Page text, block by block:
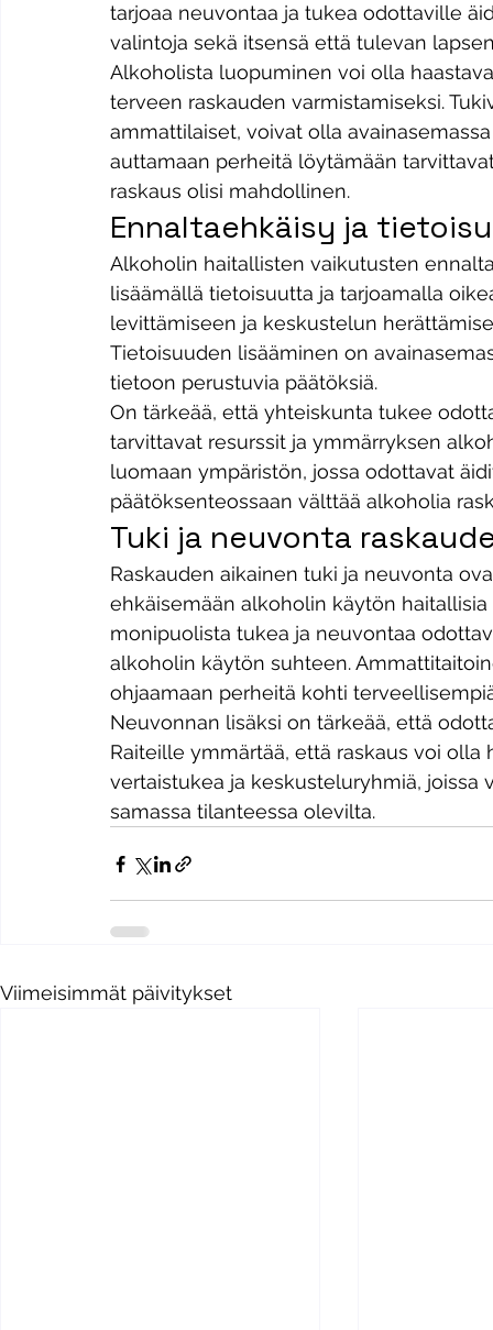
tarjoaa neuvontaa ja tukea odottaville
valintoja sekä itsensä että tulevan
Alkoholista luopuminen voi olla
terveen raskauden varmistamiseksi.
ammattilaiset, voivat olla
auttamaan perheitä löytämään
raskaus olisi mahdollinen.
Ennaltaehkäisy ja
Alkoholin haitallisten vaikutusten
lisäämällä tietoisuutta ja tarjoamalla
levittämiseen ja keskustelun
Tietoisuuden lisääminen on
tietoon perustuvia päätöksiä.
On tärkeää, että yhteiskunta tukee
tarvittavat resurssit ja ymmärryksen
luomaan ympäristön, jossa odottavat
päätöksenteossaan välttää alkoholia
Tuki ja neuvonta
Raskauden aikainen tuki ja neuvonta
ehkäisemään alkoholin käytön
monipuolista tukea ja neuvontaa
alkoholin käytön suhteen.
ohjaamaan perheitä kohti
Neuvonnan lisäksi on tärkeää, että
Raiteille ymmärtää, että raskaus voi olla
vertaistukea ja keskusteluryhmiä,
samassa tilanteessa olevilta.
Viimeisimmät päivitykset